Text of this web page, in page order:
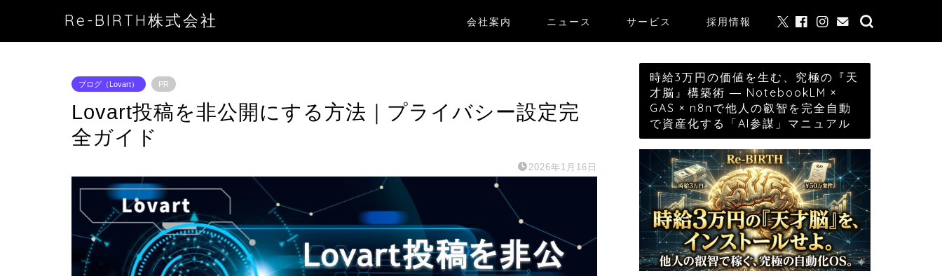
Re-BIRTH株式会社 会社案内 ニュース サービス 採用情報
ブログ（Lovart） PR
Lovart投稿を非公開にする方法｜プライバシー設定完
全ガイド
2026年1月16日
時給3万円の価値を生む、究極の『天
才脳』構築術 ― NotebookLM ×
GAS × n8nで他人の叡智を完全自動
で資産化する「AI参謀」マニュアル